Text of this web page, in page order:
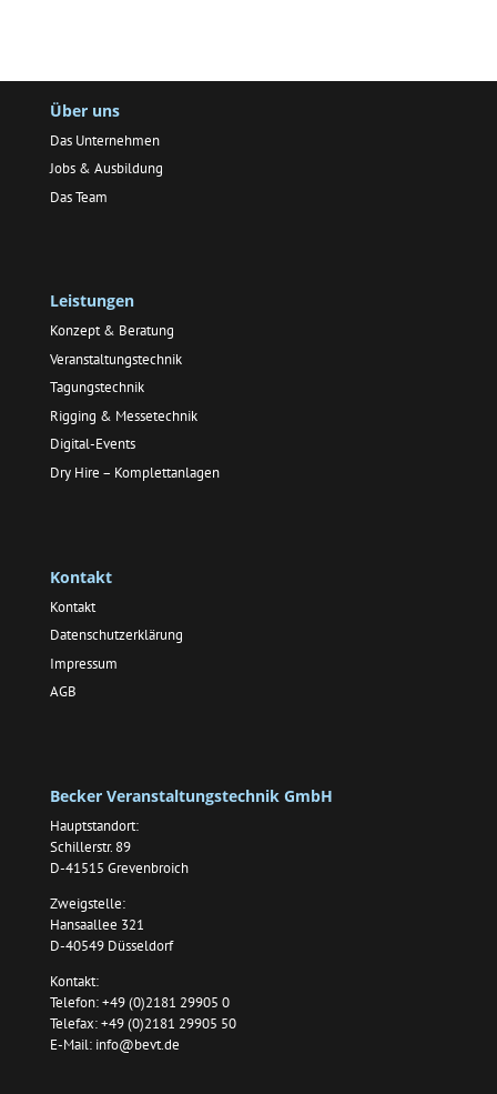
Über uns
Das Unternehmen
Jobs & Ausbildung
Das Team
Leistungen
Konzept & Beratung
Veranstaltungstechnik
Tagungstechnik
Rigging & Messetechnik
Digital-Events
Dry Hire – Komplettanlagen
Kontakt
Kontakt
Datenschutzerklärung
Impressum
AGB
Becker Veranstaltungstechnik GmbH
Hauptstandort:
Schillerstr. 89
D-41515 Grevenbroich
Zweigstelle:
Hansaallee 321
D-40549 Düsseldorf
Kontakt:
Telefon: +49 (0)2181 29905 0
Telefax: +49 (0)2181 29905 50
E-Mail: info@bevt.de